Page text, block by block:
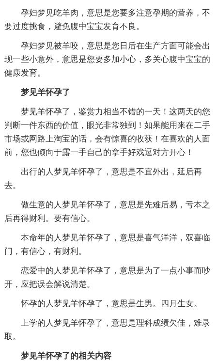
孕妇梦见吃羊肉，意思是您要多注意孕期的营养，不
要过度挑食，避免腹中宝宝发育不良。
孕妇梦见被羊咬，意思是您日后在生产方面可能会出
现一些小意外，意思是您要多加小心，多关心腹中宝宝的
健康发育。
梦见羊怀孕了
梦见羊怀孕了，鉴赏力相当不错的一天！这两天的您
判断一件东西的价值，眼光非常独到！如果能用来在二手
市场或网路上淘宝的话，会有惊喜的收获！在喜欢的人面
前，您也倾向于露一手自己的拿手好戏逗对方开心！
出行的人梦见羊怀孕了，意思是不宜外出，延后再
去。
做生意的人梦见羊怀孕了，意思是先难后易，亏本之
后再得财利。要有信心。
本命年的人梦见羊怀孕了，意思是喜气洋洋，双喜临
门，有信心，有财利。
恋爱中的人梦见羊怀孕了，意思是为了一点小事而吵
开，应把误会解说清楚。
怀孕的人梦见羊怀孕了，意思是生男。四月生女。
上学的人梦见羊怀孕了，意思是理科成绩欠佳，难录
取。
梦见羊怀孕了的相关内容